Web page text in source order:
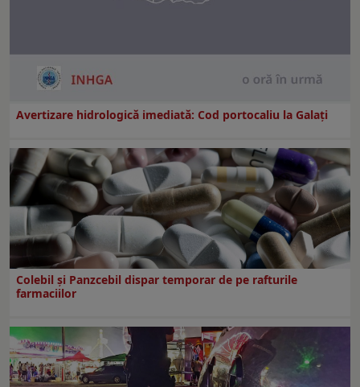
Avertizare hidrologică imediată: Cod portocaliu la Galaţi
Colebil și Panzcebil dispar temporar de pe rafturile
farmaciilor